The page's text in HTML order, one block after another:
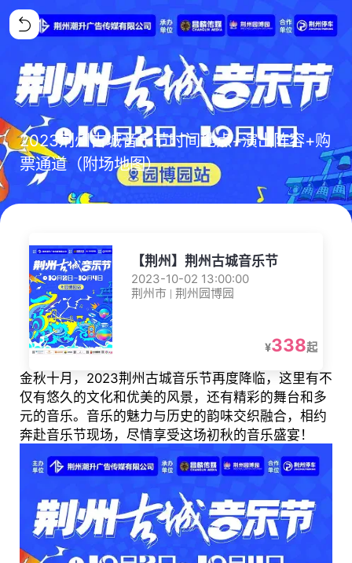
2023荆州古城音乐节时间地点+演出阵容+购
票通道（附场地图）
【荆州】荆州古城音乐节
2023-10-02 13:00:00
荆州市 | 荆州园博园
¥338起
金秋十月，2023荆州古城音乐节再度降临，这里有不
仅有悠久的文化和优美的风景，还有精彩的舞台和多
元的音乐。音乐的魅力与历史的韵味交织融合，相约
奔赴音乐节现场，尽情享受这场初秋的音乐盛宴！